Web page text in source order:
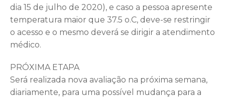
dia 15 de julho de 2020), e caso a pessoa apresente
temperatura maior que 37.5 o.C, deve-se restringir
o acesso e o mesmo deverá se dirigir a atendimento
médico.
PRÓXIMA ETAPA
Será realizada nova avaliação na próxima semana,
diariamente, para uma possível mudança para a